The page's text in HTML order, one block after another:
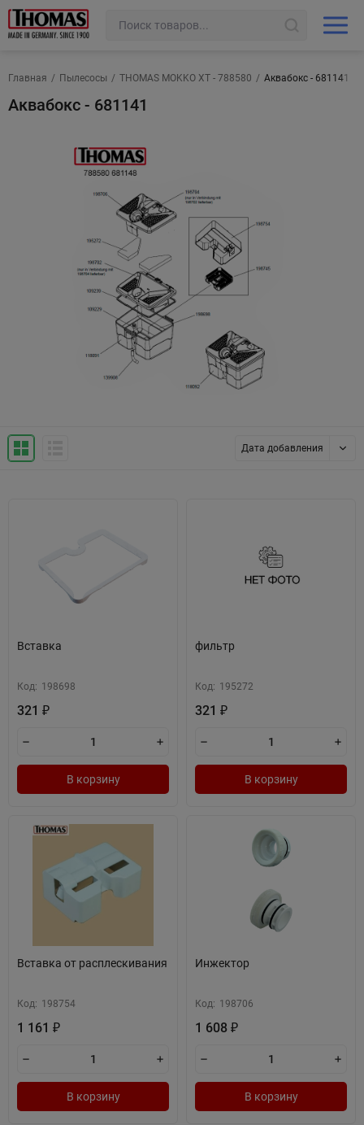
Главная / Пылесосы / THOMAS MOKKO XT - 788580 / Аквабокс - 681141
Аквабокс - 681141
Дата добавления
Вставка
Код: 198698
321 ₽
В корзину
фильтр
Код: 195272
321 ₽
В корзину
Вставка от расплескивания
Код: 198754
1 161 ₽
В корзину
Инжектор
Код: 198706
1 608 ₽
В корзину